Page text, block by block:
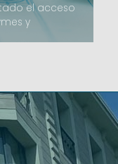
el acceso
y
el ejercicio
de importe
millones de
supera los
La ac